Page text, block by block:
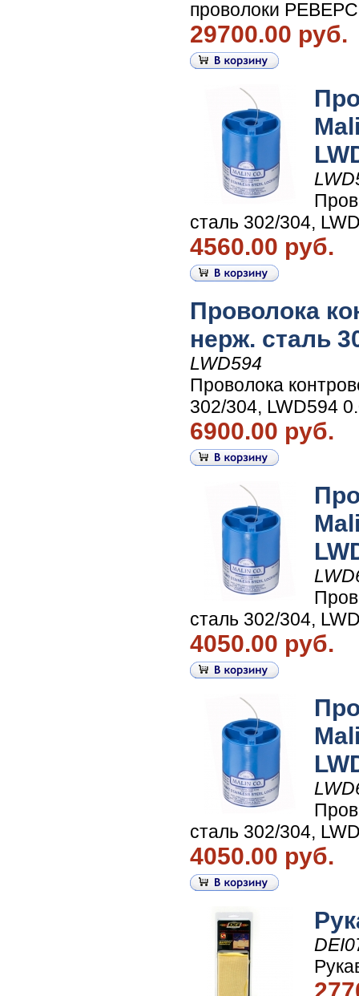
проволоки
29700.00 руб.
сталь 302/304,
4560.00 руб.
Проволока
нерж. сталь
LWD594
Проволока
302/304, LWD594
6900.00 руб.
сталь 302/304,
4050.00 руб.
сталь 302/304,
4050.00 руб.